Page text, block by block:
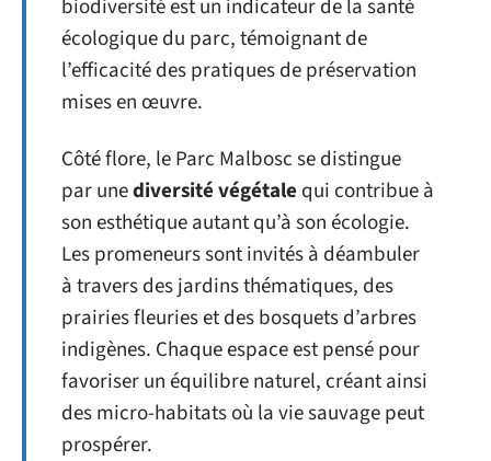
biodiversité est un indicateur de la santé
écologique du parc, témoignant de
l’efficacité des pratiques de préservation
mises en œuvre.
Côté flore, le Parc Malbosc se distingue
par unediversité végétale qui contribue à
son esthétique autant qu’à son écologie.
Les promeneurs sont invités à déambuler
à travers des jardins thématiques, des
prairies fleuries et des bosquets d’arbres
indigènes. Chaque espace est pensé pour
favoriser un équilibre naturel, créant ainsi
des micro-habitats où la vie sauvage peut
prospérer.